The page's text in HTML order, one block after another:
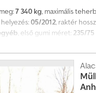
7 340 kg, maximális
05/2012 , raktér
, első gumi méret: 235/75
ABS,
db rögzítőszem, a jármű
mintaképek. További